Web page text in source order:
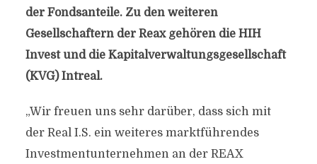
der Fondsanteile. Zu den weiteren
Gesellschaftern der Reax gehören die HIH
Invest und die Kapitalverwaltungsgesellschaft
(KVG) Intreal.
„Wir freuen uns sehr darüber, dass sich mit
der Real I.S. ein weiteres marktführendes
Investmentunternehmen an der REAX